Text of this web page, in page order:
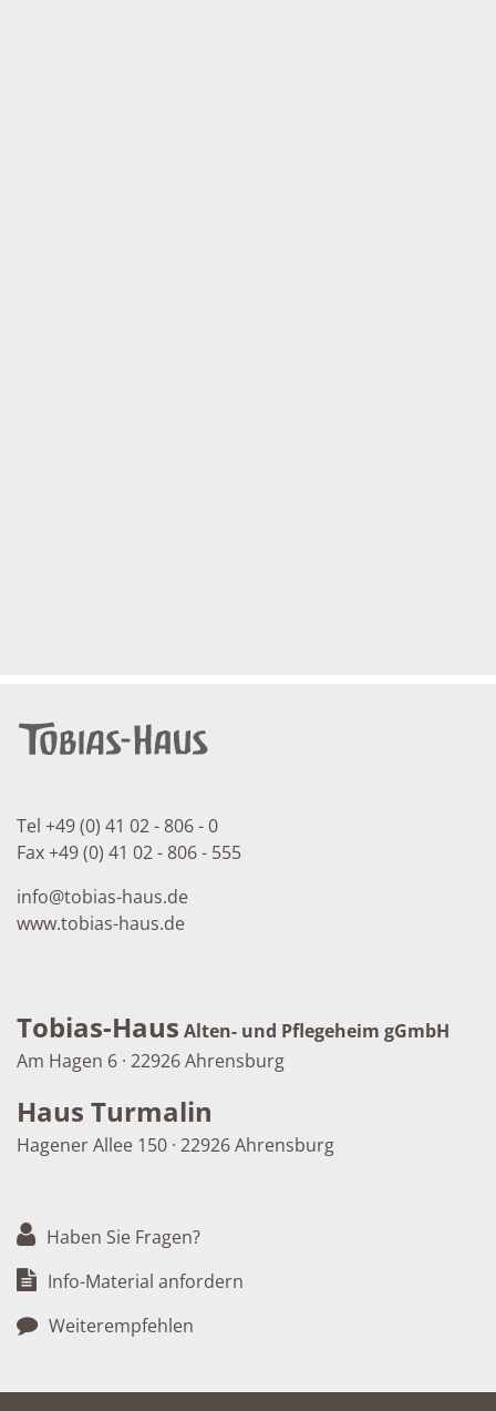
Tel +49 (0) 41 02 - 806 - 0
Fax +49 (0) 41 02 - 806 - 555
info@tobias-haus.de
www.tobias-haus.de
Tobias-Haus Alten- und Pflegeheim gGmbH
Am Hagen 6 · 22926 Ahrensburg
Haus Turmalin
Hagener Allee 150 · 22926 Ahrensburg
Haben Sie Fragen?
Info-Material anfordern
Weiterempfehlen